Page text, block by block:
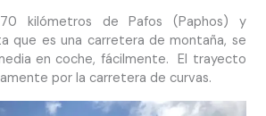
kilómetros de Pafos (Paphos) y
que es una carretera de montaña, se
en coche, fácilmente. El trayecto
por la carretera de curvas.